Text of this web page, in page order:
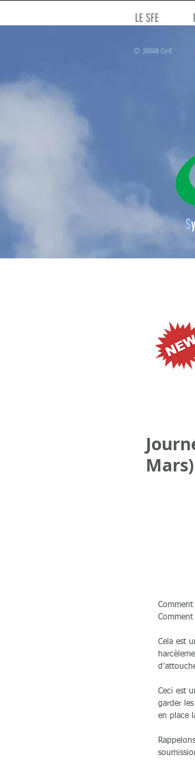
© JOUAN Cyril
S
LE SFE
Mars)
Cela est
Ceci est
garder
en place